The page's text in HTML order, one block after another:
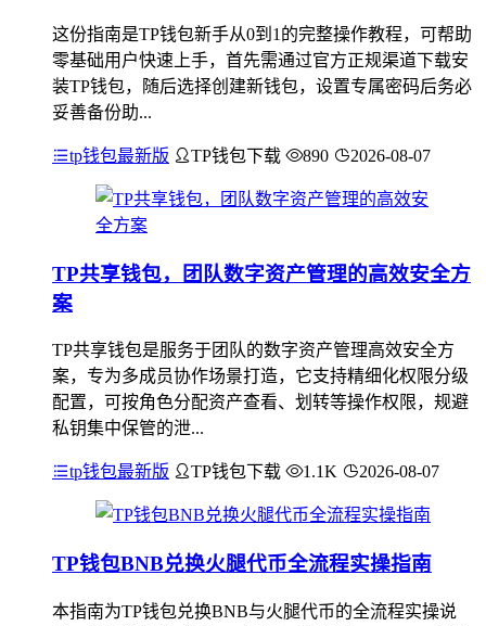
这份指南是TP钱包新手从0到1的完整操作教程，可帮助
零基础用户快速上手，首先需通过官方正规渠道下载安
装TP钱包，随后选择创建新钱包，设置专属密码后务必
妥善备份助...
tp钱包最新版 TP钱包下载 890 2026-08-07
TP共享钱包，团队数字资产管理的高效安全方
案
TP共享钱包是服务于团队的数字资产管理高效安全方
案，专为多成员协作场景打造，它支持精细化权限分级
配置，可按角色分配资产查看、划转等操作权限，规避
私钥集中保管的泄...
tp钱包最新版 TP钱包下载 1.1K 2026-08-07
TP钱包BNB兑换火腿代币全流程实操指南
本指南为TP钱包兑换BNB与火腿代币的全流程实操说